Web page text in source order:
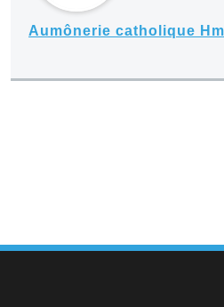
Aumônerie catholique